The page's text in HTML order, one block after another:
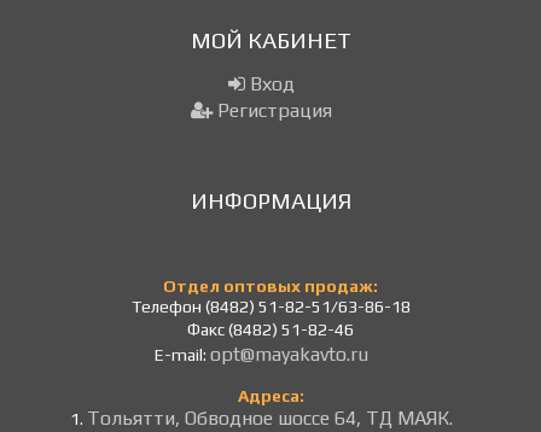
МОЙ КАБИНЕТ
Вход
Регистрация
ИНФОРМАЦИЯ
Отдел оптовых продаж:
Телефон (8482) 51-82-51/63-86-18
Факс (8482) 51-82-46
E-mail: opt@mayakavto.ru
Адреса:
1. Тольятти, Обводное шоссе 64, ТД МАЯК.